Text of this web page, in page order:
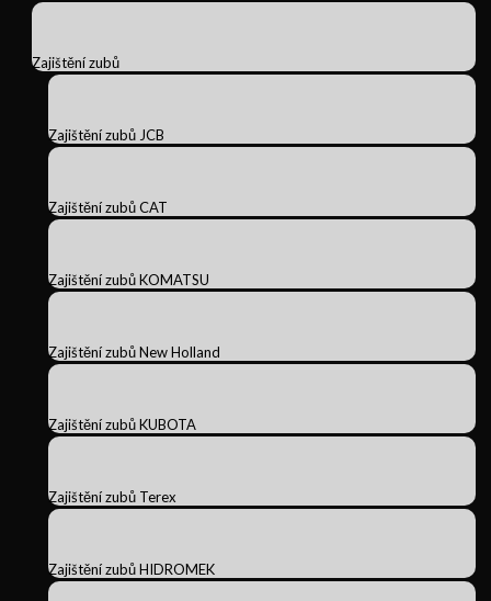
Zajištění zubů
Zajištění zubů JCB
Zajištění zubů CAT
Zajištění zubů KOMATSU
Zajištění zubů New Holland
Zajištění zubů KUBOTA
Zajištění zubů Terex
Zajištění zubů HIDROMEK